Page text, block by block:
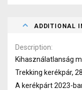
ADDITIONAL
Description
Kihasználatlanság
Trekking kerékpár,
A kerékpárt 2023-